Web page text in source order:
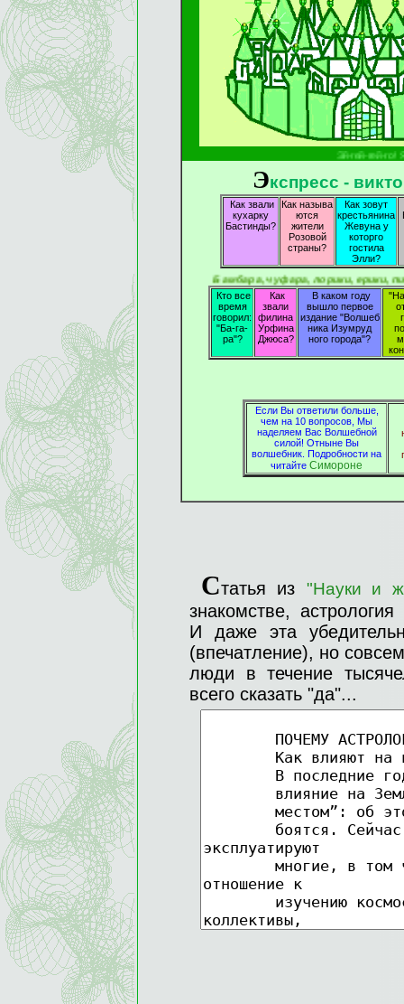
Эй-гей-гей-го! Я снова-снова-
Экспресс -
Как звали
кухарку
Бастинды?
Как называ
ются
жители
Розовой
страны?
Как зовут
крестьянина
Жевуна у
которго
гостила
Элли?
Бамбара, чуфара, лорики, ерики, пикапу, трикапу,
Кто все
время
говорил:
"Ба-га-
ра"?
Как
звали
филина
Урфина
Джюса?
В каком году
вышло первое
издание "Волшеб
ника Изумруд
ного города"?
Если Вы ответили больше,
чем на 10 вопросов, Мы
наделяем Вас Волшебной
силой! Отныне Вы
волшебник. Подробности на
читайте Симороне
Статья из "Науки и
знакомстве,
И даже эта
(впечатление), но
люди в течение
всего сказать "да"...